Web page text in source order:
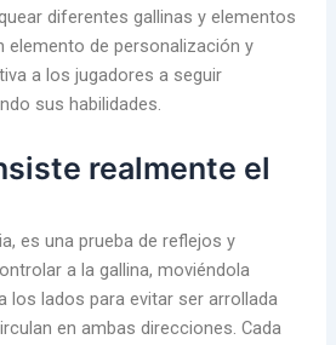
diferentes gallinas y elementos
elemento de personalización y
a los jugadores a seguir
sus habilidades.
realmente el
es una prueba de reflejos y
a la gallina, moviéndola
los lados para evitar ser arrollada
en ambas direcciones. Cada